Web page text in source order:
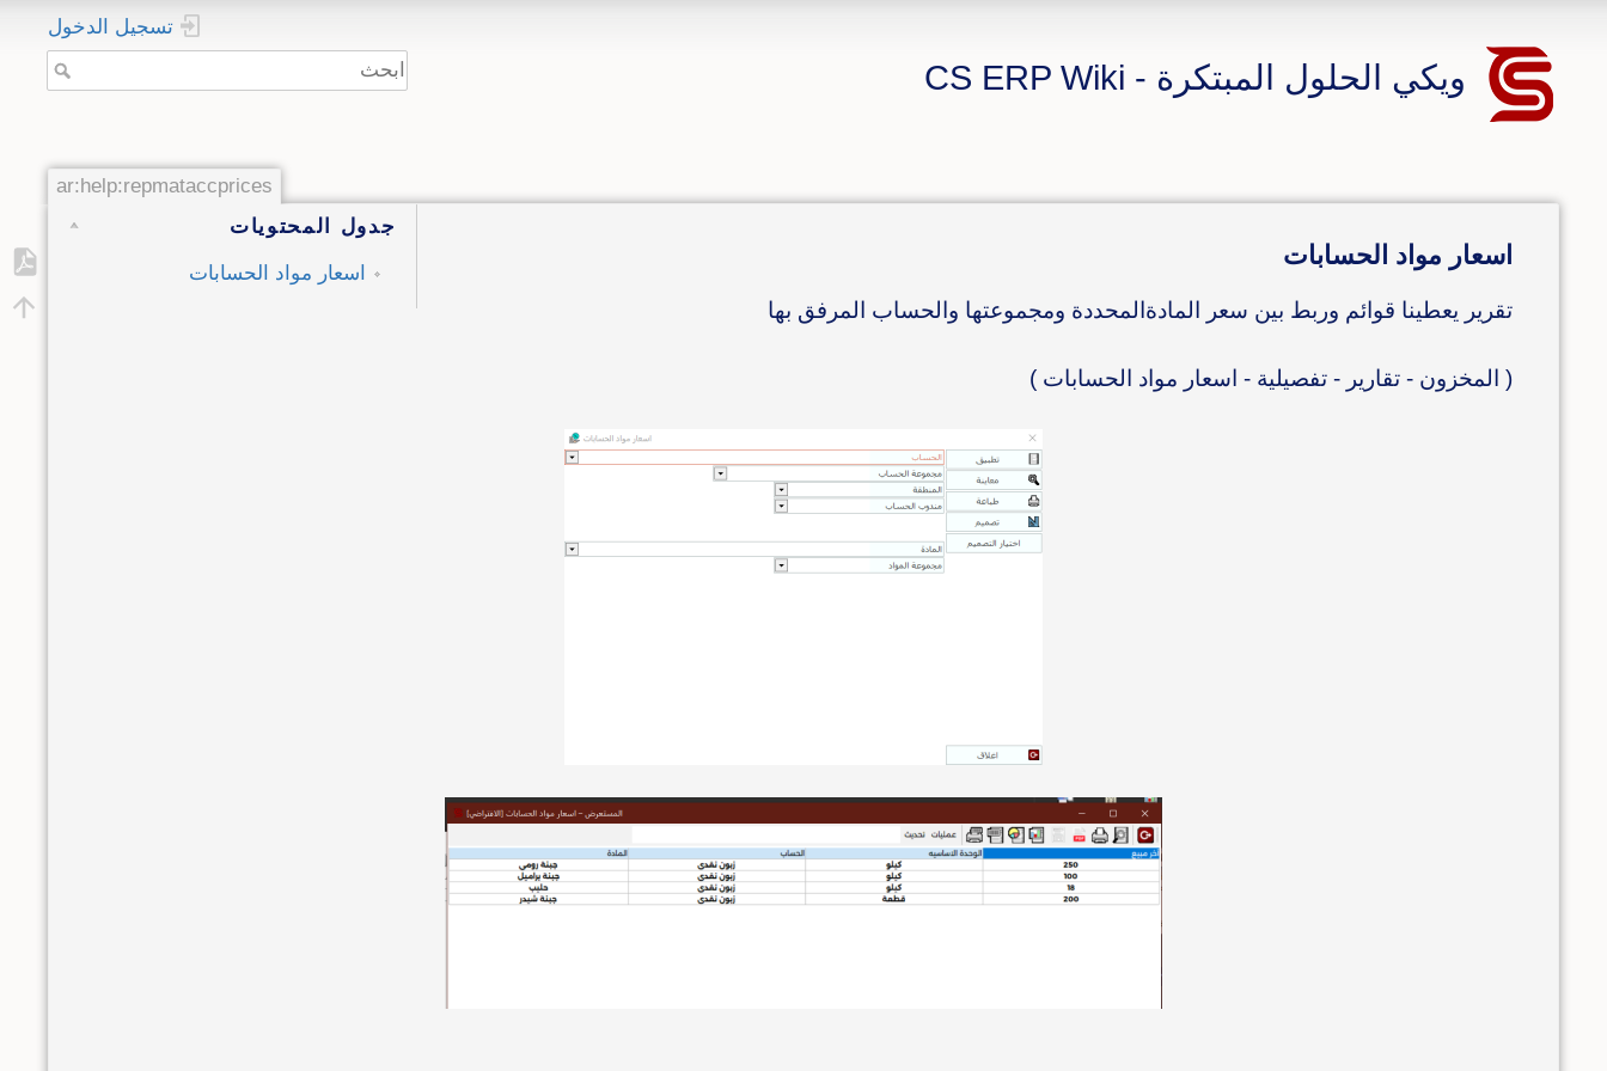
ويكي الحلول المبتكرة - CS ERP Wiki
تسجيل الدخول
ar:help:repmataccprices
جدول المحتويات
اسعار مواد الحسابات
اسعار مواد الحسابات
تقرير يعطينا قوائم وربط بين سعر المادةالمحددة ومجموعتها والحساب المرفق بها
( المخزون - تقارير - تفصيلية - اسعار مواد الحسابات )